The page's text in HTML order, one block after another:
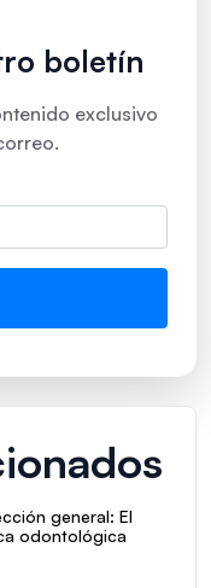
boletín
exclusivo
general: El
odontológica